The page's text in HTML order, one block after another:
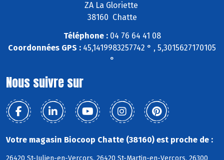
ZA La Gloriette
38160 Chatte
Téléphone :04 76 64 41 08
Coordonnées GPS : 45,1419983257742 ° , 5,3015627170105
°
Nous suivre sur
Votre magasin Biocoop Chatte (38160) est proche de :
26420 St-Julien-en-Vercors, 26420 St-Martin-en-Vercors, 26300